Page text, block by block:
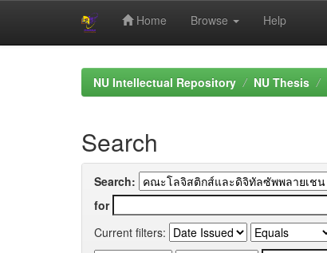
Home Browse Help
NU Intellectual Repository NU Thesis
Search
Search:
for
Current filters: